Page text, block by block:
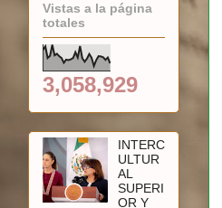
Vistas a la página
totales
3,058,929
INTERC
ULTUR
AL
SUPERI
OR Y